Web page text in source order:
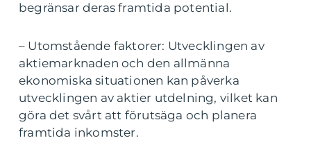
begränsar deras framtida potential.
– Utomstående faktorer: Utvecklingen av
aktiemarknaden och den allmänna
ekonomiska situationen kan påverka
utvecklingen av aktier utdelning, vilket kan
göra det svårt att förutsäga och planera
framtida inkomster.